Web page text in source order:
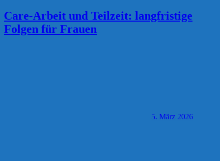
Care-Arbeit und Teilzeit: langfristige
Folgen für Frauen
5. März 2026